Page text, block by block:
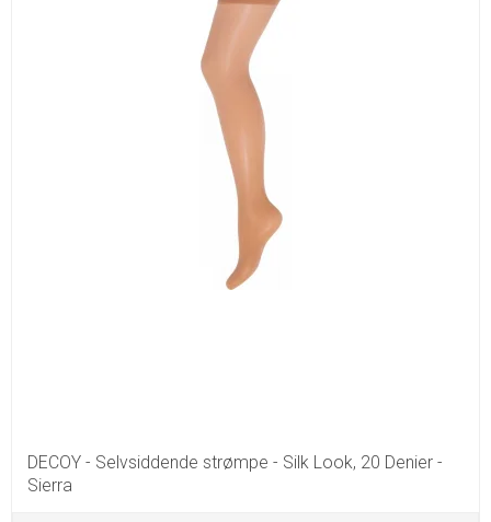
DECOY - Selvsiddende strømpe - Silk Look, 20 Denier -
Sierra